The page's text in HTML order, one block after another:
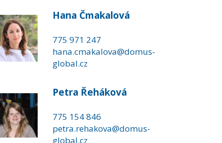
Hana Čmakalová
775 971 247
hana.cmakalova@domus-
global.cz
Petra Řeháková
775 154 846
petra.rehakova@domus-
global.cz